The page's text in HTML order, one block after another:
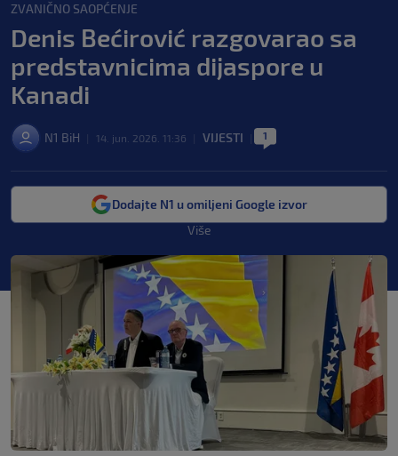
ZVANIČNO SAOPĆENJE
Denis Bećirović razgovarao sa
predstavnicima dijaspore u
Kanadi
N1 BiH 14. jun. 2026. 11:36 VIJESTI 1
Dodajte N1 u omiljeni Google izvor
Više